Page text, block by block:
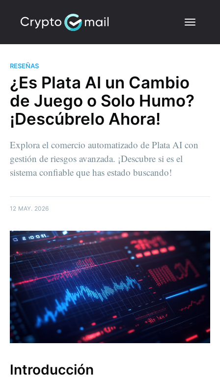
RESEÑAS
¿Es Plata AI un Cambio
de Juego o Solo Humo?
¡Descúbrelo Ahora!
Explora el comercio automatizado de Plata AI con
gestión de riesgos avanzada. ¡Descubre si es el
sistema confiable que has estado buscando!
12 MAY. 2026
Introducción